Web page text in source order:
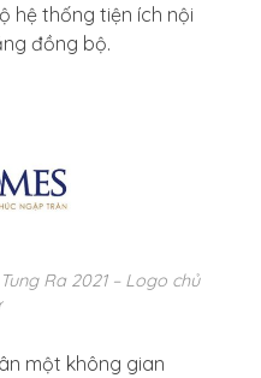
hệ thống tiện ích nội
đồng bộ.
Ra 2021 – Logo chủ
một không gian